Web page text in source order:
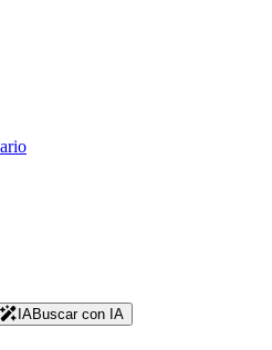
IABuscar con IA